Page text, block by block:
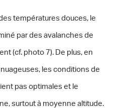
températures douces, le
par des avalanches de
(cf. photo 7). De plus, en
les conditions de
pas optimales et le
surtout à moyenne altitude.